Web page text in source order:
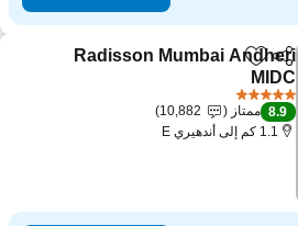
مشاركةAdd to favorites
Radisson Mumbai Andheri
MIDC
8.9 ممتاز
10,882
1.1 كم إلى أندهيري E